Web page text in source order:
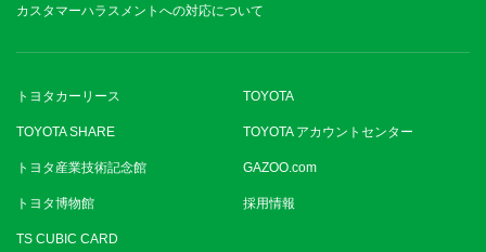
カスタマーハラスメントへの対応について
トヨタカーリース TOYOTA
TOYOTA SHARE TOYOTA アカウントセンター
トヨタ産業技術記念館 GAZOO.com
トヨタ博物館 採用情報
TS CUBIC CARD